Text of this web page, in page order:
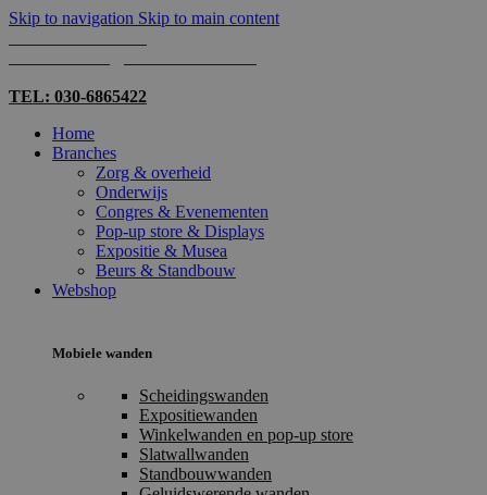
Skip to navigation Skip to main content
TEL: 030-6865422
Home
Branches
Zorg & overheid
Onderwijs
Congres & Evenementen
Pop-up store & Displays
Expositie & Musea
Beurs & Standbouw
Webshop
Mobiele wanden
Scheidingswanden
Expositiewanden
Winkelwanden en pop-up store
Slatwallwanden
Standbouwwanden